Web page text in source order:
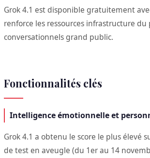
Grok 4.1 est disponible gratuitement
renforce les ressources infrastructure
conversationnels grand public.
Fonctionnalités clés
Intelligence émotionnelle et
Grok 4.1 a obtenu le score le plus élevé
de test en aveugle (du 1er au 14